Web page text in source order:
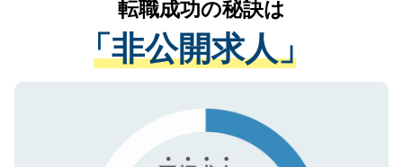
は、個人情報の取り扱いについての厳密な
管理基準を満たした事業者のみに付与され
る、プライバシーマークを取得済みです。
で、機密保持に関してもご安心ください。
経験をまじえながら、適切なアドバイスを
させていただきます。すぐにご転職をされ
ない方には、長期的なサポートが可能です
ので、まずはご登録ください。
転職成功の秘訣は
「非公開求人」